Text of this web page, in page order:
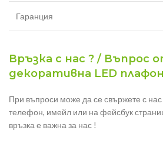
Гаранция
Връзка с нас ? / Въпрос
декоративна LED
При въпроси може да се свържете с
телефон, имейл или на фейсбук
връзка е важна за нас !